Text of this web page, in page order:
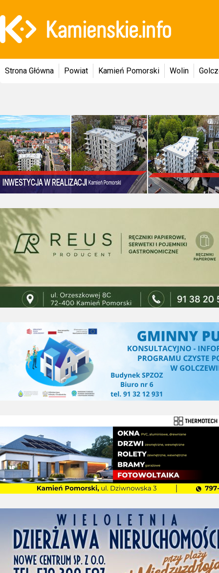
Strona Główna Powiat Kamień Pomorski Wolin